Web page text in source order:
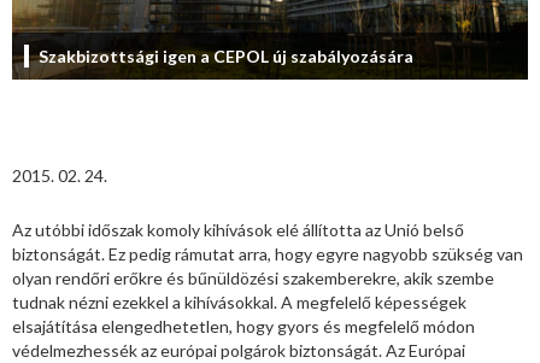
Szakbizottsági igen a CEPOL új szabályozására
2015. 02. 24.
Az utóbbi időszak komoly kihívások elé állította az Unió belső
biztonságát. Ez pedig rámutat arra, hogy egyre nagyobb szükség van
olyan rendőri erőkre és bűnüldözési szakemberekre, akik szembe
tudnak nézni ezekkel a kihívásokkal. A megfelelő képességek
elsajátítása elengedhetetlen, hogy gyors és megfelelő módon
védelmezhessék az európai polgárok biztonságát. Az Európai